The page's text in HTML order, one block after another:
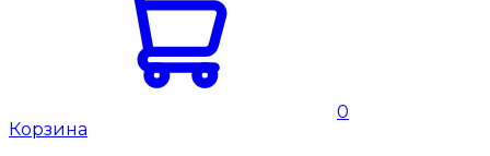
0
Корзина